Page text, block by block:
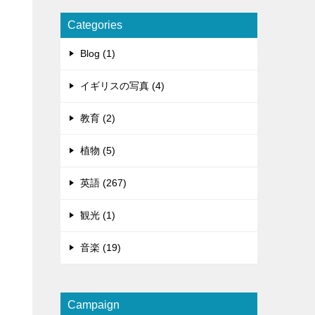
Categories
Blog (1)
イギリスの写真 (4)
教育 (2)
植物 (5)
英語 (267)
観光 (1)
音楽 (19)
Campaign